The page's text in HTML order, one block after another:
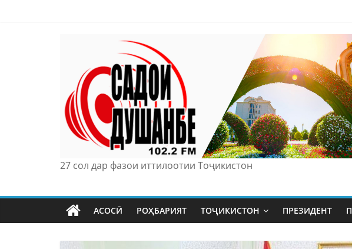
27 сол дар фазои иттилоотии Тоҷикистон
АСОСӢ РОҲБАРИЯТ ТОҶИКИСТОН ПРЕЗИДЕНТ